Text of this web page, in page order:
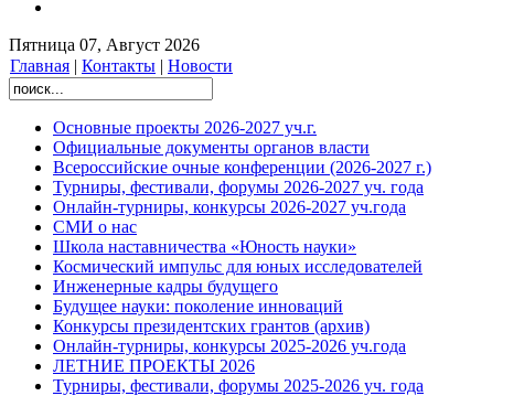
Пятница 07, Август 2026
Главная | Контакты | Новости
Основные проекты 2026-2027 уч.г.
Официальные документы органов власти
Всероссийские очные конференции (2026-2027 г.)
Турниры, фестивали, форумы 2026-2027 уч. года
Онлайн-турниры, конкурсы 2026-2027 уч.года
СМИ о нас
Школа наставничества «Юность науки»
Космический импульс для юных исследователей
Инженерные кадры будущего
Будущее науки: поколение инноваций
Конкурсы президентских грантов (архив)
Онлайн-турниры, конкурсы 2025-2026 уч.года
ЛЕТНИЕ ПРОЕКТЫ 2026
Турниры, фестивали, форумы 2025-2026 уч. года